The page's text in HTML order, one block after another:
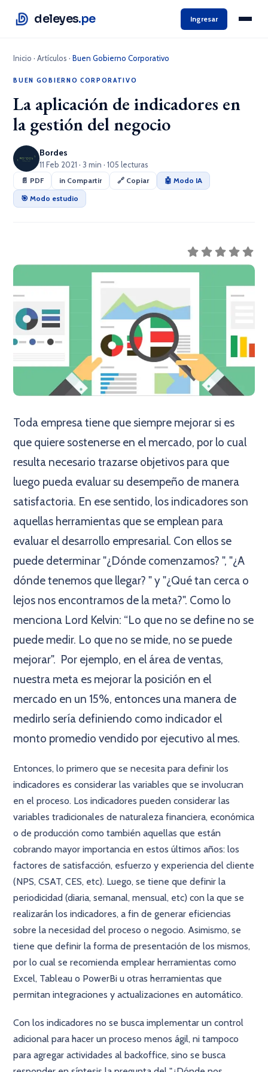
deleyes.pe Ingresar
Inicio ·Artículos ·Buen Gobierno Corporativo
BUEN GOBIERNO CORPORATIVO
La aplicación de indicadores en
la gestión del negocio
Bordes
11 Feb 2021 · 3 min · 105 lecturas
📄 PDF in Compartir 🔗 Copiar
🤖 Modo IA
🎯 Modo estudio
Toda empresa tiene que siempre mejorar si es
que quiere sostenerse en el mercado, por lo cual
resulta necesario trazarse objetivos para que
luego pueda evaluar su desempeño de manera
satisfactoria. En ese sentido, los indicadores son
aquellas herramientas que se emplean para
evaluar el desarrollo empresarial. Con ellos se
puede determinar "¿Dónde comenzamos? ", "¿A
dónde tenemos que llegar? " y "¿Qué tan cerca o
lejos nos encontramos de la meta?". Como lo
menciona Lord Kelvin: “Lo que no se define no se
puede medir. Lo que no se mide, no se puede
mejorar". Por ejemplo, en el área de ventas,
nuestra meta es mejorar la posición en el
mercado en un 15%, entonces una manera de
medirlo sería definiendo como indicador el
monto promedio vendido por ejecutivo al mes.
Entonces, lo primero que se necesita para definir los
indicadores es considerar las variables que se involucran
en el proceso. Los indicadores pueden considerar las
variables tradicionales de naturaleza financiera, económica
o de producción como también aquellas que están
cobrando mayor importancia en estos últimos años: los
factores de satisfacción, esfuerzo y experiencia del cliente
(NPS, CSAT, CES, etc). Luego, se tiene que definir la
periodicidad (diaria, semanal, mensual, etc) con la que se
realizarán los indicadores, a fin de generar eficiencias
sobre la necesidad del proceso o negocio. Asimismo, se
tiene que definir la forma de presentación de los mismos,
por lo cual se recomienda emplear herramientas como
Excel, Tableau o PowerBi u otras herramientas que
permitan integraciones y actualizaciones en automático.
Con los indicadores no se busca implementar un control
adicional para hacer un proceso menos ágil, ni tampoco
para agregar actividades al backoffice, sino se busca